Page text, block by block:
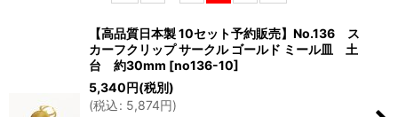
絞り込む
【高品質日本製 10セット予約販売】No.136 ス
カーフクリップ サークル ゴールド ミール皿 土
台 約30mm [no136-10]
5,340円(税別)
(税込: 5,874円)